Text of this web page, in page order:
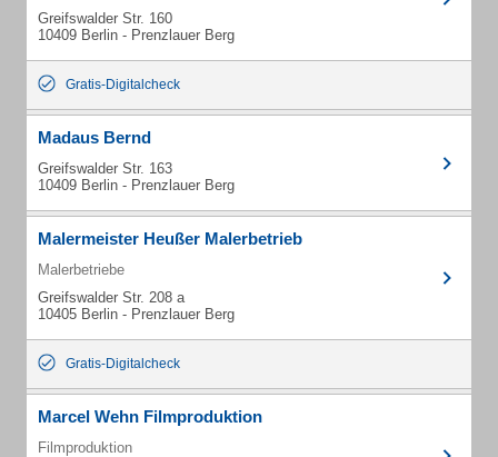
Greifswalder Str. 160
10409 Berlin - Prenzlauer Berg
Gratis-Digitalcheck
Madaus Bernd
Greifswalder Str. 163
10409 Berlin - Prenzlauer Berg
Malermeister Heußer Malerbetrieb
Malerbetriebe
Greifswalder Str. 208 a
10405 Berlin - Prenzlauer Berg
Gratis-Digitalcheck
Marcel Wehn Filmproduktion
Filmproduktion